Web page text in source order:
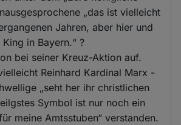
„das ist vielleicht
Jahren, aber hier und
in Bayern.“ ?
bei seiner Kreuz-Aktion auf.
Reinhard Kardinal Marx -
„seht her ihr christlichen
Symbol ist nur noch ein
meine Amtsstuben“ verstanden.